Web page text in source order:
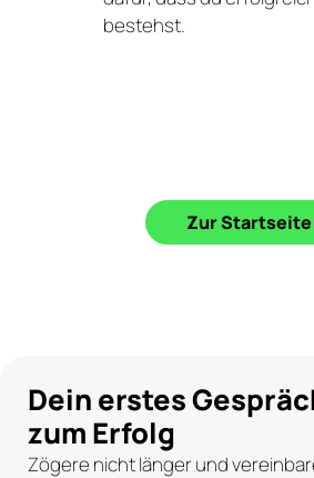
bestehst.
Zur Startseite
Dein erstes
zum Erfolg
Zögere nicht länger und